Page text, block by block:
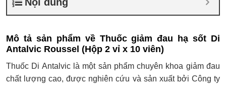
Mô tả sản phẩm về Thuốc giảm đau hạ sốt Di
Antalvic Roussel (Hộp 2 vỉ x 10 viên)
Thuốc Di Antalvic là một sản phẩm chuyên khoa giảm đau
chất lượng cao, được nghiên cứu và sản xuất bởi Công ty